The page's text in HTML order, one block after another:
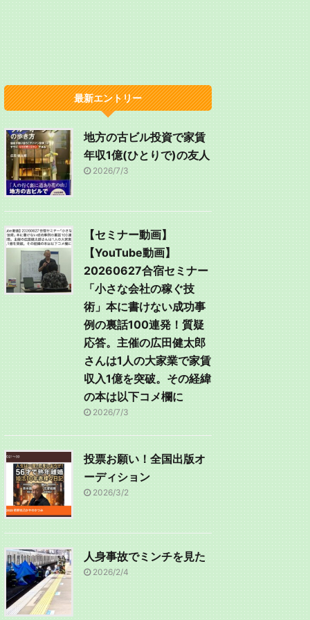
最新エントリー
地方の古ビル投資で家賃
年収1億(ひとりで)の友人
2026/7/3
【セミナー動画】
【YouTube動画】
20260627合宿セミナー
「小さな会社の稼ぐ技
術」本に書けない成功事
例の裏話100連発！質疑
応答。主催の広田健太郎
さんは1人の大家業で家賃
収入1億を突破。その経緯
の本は以下コメ欄に
2026/7/3
投票お願い！全国出版オ
ーディション
2026/3/2
人身事故でミンチを見た
2026/2/4